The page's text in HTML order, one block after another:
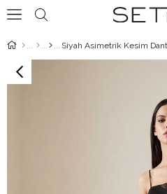
Siyah Asimetrik Kesim